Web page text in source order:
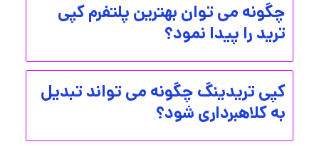
چگونه می توان بهترین پلتفرم کپی
ترید را پیدا نمود؟
کپی تریدینگ چگونه می تواند تبدیل
به کلاهبرداری شود؟